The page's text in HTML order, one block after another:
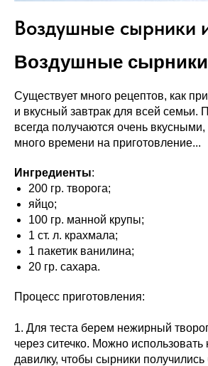
Воздушные сырники
Воздушные
Существует много рецептов, как
и вкусный завтрак для всей семьи.
всегда получаются очень
много времени на приготовление...
Ингредиенты:
200 гр. творога;
яйцо;
100 гр. манной крупы;
1 ст. л. крахмала;
1 пакетик ванилина;
20 гр. сахара.
Процесс приготовления:
1. Для теста берем нежирный
через ситечко. Можно
давилку, чтобы сырники